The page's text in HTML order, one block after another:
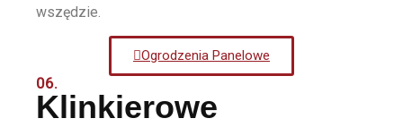
wszędzie.
Ogrodzenia Panelowe
06.
Klinkierowe